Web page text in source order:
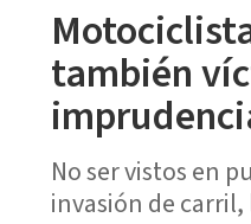
también
No ser vistos en
invasión de